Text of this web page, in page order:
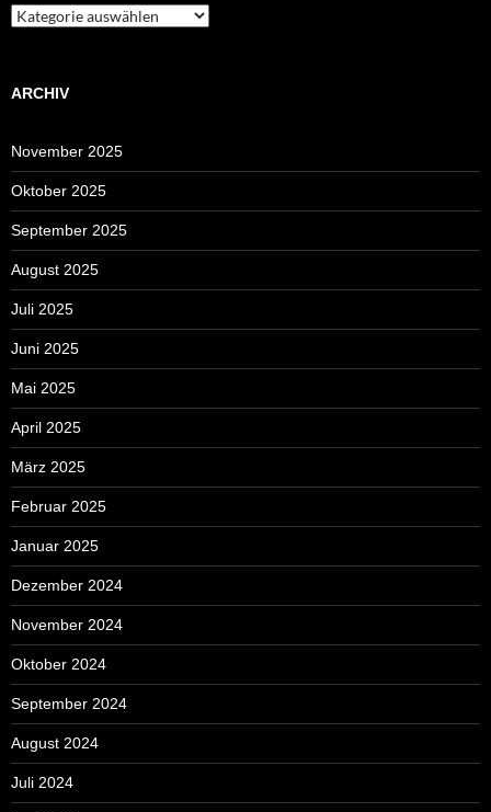
Kategorien
ARCHIV
November 2025
Oktober 2025
September 2025
August 2025
Juli 2025
Juni 2025
Mai 2025
April 2025
März 2025
Februar 2025
Januar 2025
Dezember 2024
November 2024
Oktober 2024
September 2024
August 2024
Juli 2024